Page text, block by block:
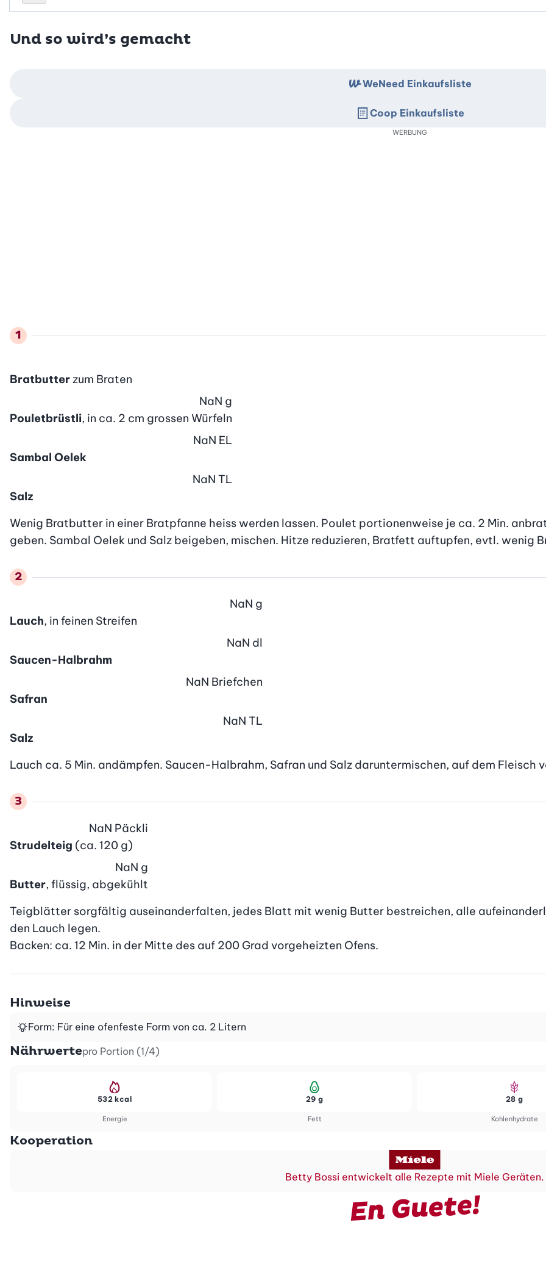
Personenanzahl verringern
Und so wird’s gemacht
Bratbutterzum Braten
Pouletbrüstli, in ca. 2 cm grossen Würfeln
NaN g
Sambal Oelek
NaN EL
Salz
NaN TL
Wenig Bratbutter in einer Bratpfanne heiss werden lassen. Poulet portionenweise je ca. 2 Min.
geben. Sambal Oelek und Salz beigeben, mischen. Hitze reduzieren, Bratfett auftupfen, evtl. wenig
Lauch, in feinen Streifen
NaN g
Saucen-Halbrahm
NaN dl
Safran
NaN Briefchen
Salz
NaN TL
Lauch ca. 5 Min. andämpfen. Saucen-Halbrahm, Safran und Salz daruntermischen, auf dem Fleisch
Strudelteig (ca. 120 g)
NaN Päckli
Butter, flüssig, abgekühlt
NaN g
Teigblätter sorgfältig auseinanderfalten, jedes Blatt mit wenig Butter bestreichen, alle
den Lauch legen.
Backen: ca. 12 Min. in der Mitte des auf 200 Grad vorgeheizten Ofens.
WeNeed Einkaufsliste
Coop Einkaufsliste
WERBUNG
Hinweise
Form: Für eine ofenfeste Form von ca. 2 Litern
Nährwertepro Portion (1/4)
Energie
532 kcal
Fett
29 g
Kohlenhydrate
28 g
Kooperation
Betty Bossi entwickelt alle Rezepte mit Miele Geräten.
En Guete!